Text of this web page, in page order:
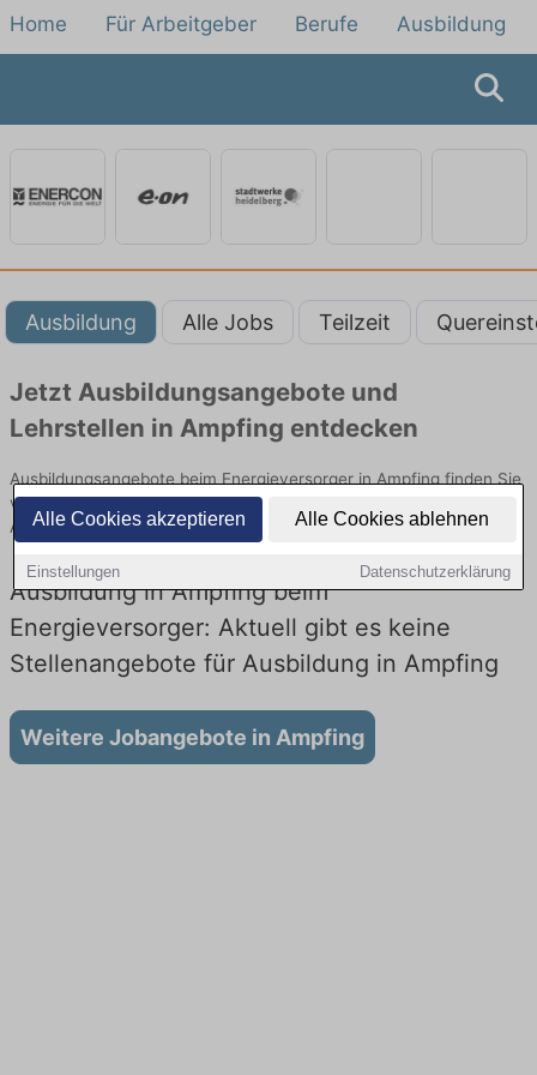
Alle Cookies akzeptieren Alle Cookies ablehnen
Einstellungen Datenschutzerklärung
Home Für Arbeitgeber Berufe Ausbildung
Ausbildung Alle Jobs Teilzeit
Jetzt Ausbildungsangebote und
Lehrstellen in Ampfing entdecken
Ausbildungsangebote beim Energieversorger in Ampfing finden Sie
von namhaften Firmen. Entdecken Sie freie Optionen von Top-
Arbeitgebern und bewerben Sie sich noch heute.
Ausbildung in Ampfing beim
Energieversorger: Aktuell gibt es keine
Stellenangebote für Ausbildung in Ampfing
Weitere Jobangebote in Ampfing